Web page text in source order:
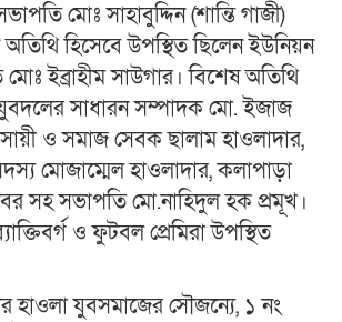
মোঃ সাহাবুদ্দিন (শান্তি গাজী)
অতিথি হিসেবে উপস্থিত ছিলেন ইউনিয়ন
ইব্রাহীম সাউগার। বিশেষ অতিথি
সাধারন সম্পাদক মো. ইজাজ
ও সমাজ সেবক ছালাম হাওলাদার,
মোজাম্মেল হাওলাদার, কলাপাড়া
সহ সভাপতি মো.নাহিদুল হক প্রমূখ।
ও ফুটবল প্রেমিরা উপস্থিত
হাওলা যুবসমাজের সৌজন্যে, ১ নং